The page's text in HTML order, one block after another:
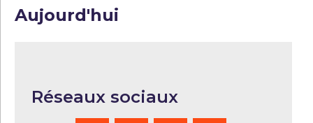
Aujourd'hui
Réseaux sociaux